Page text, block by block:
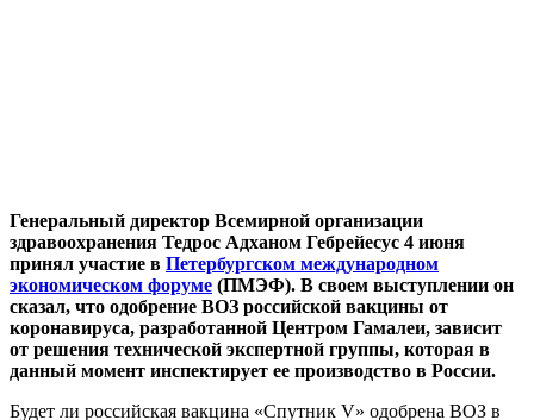
Генеральный директор Всемирной организации
здравоохранения Тедрос Адханом Гебрейесус 4 июня
принял участие в Петербургском международном
экономическом форуме (ПМЭФ). В своем выступлении он
сказал, что одобрение ВОЗ российской вакцины от
коронавируса, разработанной Центром Гамалеи, зависит
от решения технической экспертной группы, которая в
данный момент инспектирует ее производство в России.
Будет ли российская вакцина «Спутник V» одобрена ВОЗ в